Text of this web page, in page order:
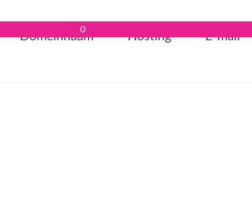
Domeinnaam Hosting E-mail
0